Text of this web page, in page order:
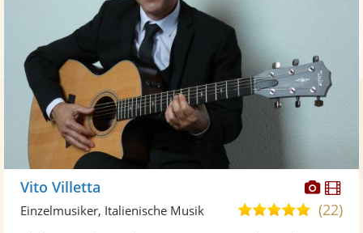
Vito Villetta
5,0(22)
Einzelmusiker, Italienische Musik